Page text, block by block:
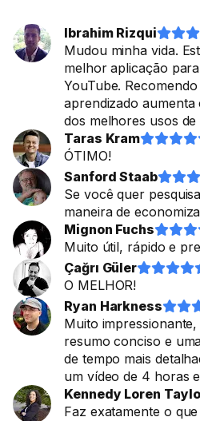
Ibrahim Rizqui

Mudou minha vida.
melhor aplicação
YouTube.
aprendizado
dos melhores usos
Taras Kram

ÓTIMO!
Sanford Staab

Se você quer
maneira de
Mignon Fuchs

Muito útil, rápido e
Çağrı Güler

O MELHOR!
Ryan Harkness

Muito
resumo conciso e
de tempo mais
um vídeo de 4 horas
Kennedy Loren
Faz exatamente o